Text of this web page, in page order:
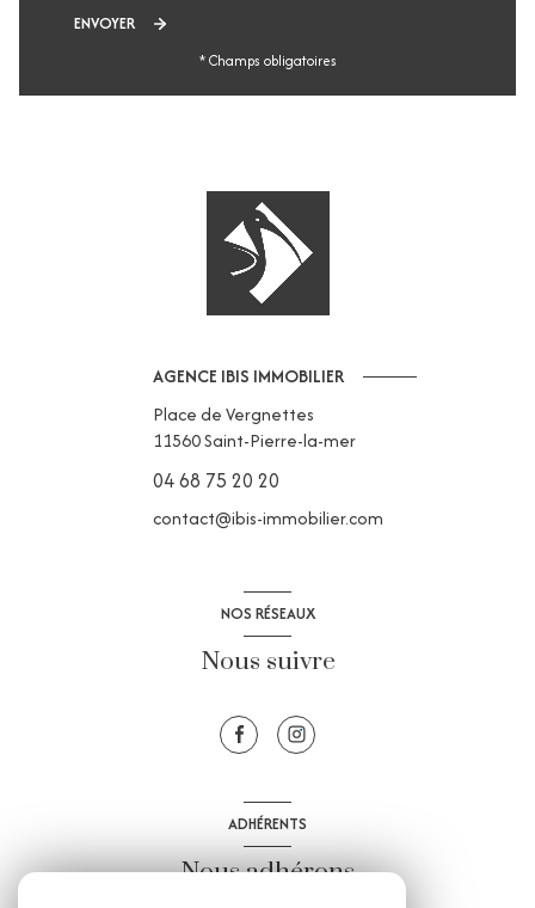
ENVOYER
* Champs obligatoires
AGENCE IBIS IMMOBILIER
Place de Vergnettes
11560Saint-Pierre-la-mer
04 68 75 20 20
contact@ibis-immobilier.com
NOS RÉSEAUX
Nous suivre
ADHÉRENTS
Nous adhérons